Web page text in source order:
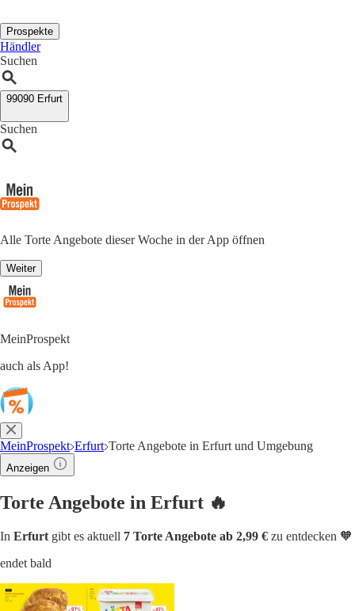
Prospekte
Händler
Suchen
99090 Erfurt
Suchen
Alle Torte Angebote dieser Woche in der App öffnen
Weiter
MeinProspekt
auch als App!
MeinProspekt Erfurt Torte Angebote in Erfurt und Umgebung
Anzeigen
Torte Angebote in Erfurt 🔥
In Erfurt gibt es aktuell 7 Torte Angebote ab 2,99 € zu entdecken 🧡
endet bald